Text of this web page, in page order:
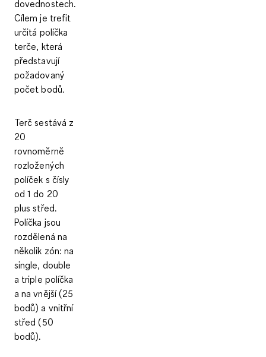
dovednostech.
Cílem je trefit
určitá políčka
terče, která
představují
požadovaný
počet bodů.
Terč sestává z
20
rovnoměrně
rozložených
políček s čísly
od 1 do 20
plus střed.
Políčka jsou
rozdělená na
několik zón: na
single, double
a triple políčka
a na vnější (25
bodů) a vnitřní
střed (50
bodů).